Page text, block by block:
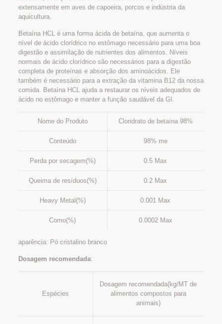
extensamente em aves de capoeira, porcos e indústria da
aquicultura.
Betaína HCL é uma forma ácida de betaína, que aumenta o
nível de ácido clorídrico no estômago necessário para uma boa
digestão e assimilação de nutrientes dos alimentos. Níveis
normais de ácido clorídrico são necessários para a digestão
completa de proteínas e absorção dos aminoácidos. Ele
também é necessário para a extração da vitamina B12 da nossa
comida. Betaína HCL ajuda a restaurar os níveis adequados de
ácido no estômago e manter a função saudável da GI.
Nome do Produto Cloridrato de betaína 98%
Conteúdo 98% me
Perda por secagem(%) 0.5 Max
Queima de resíduos(%) 0.2 Max
Heavy Metal(%) 0.001 Max
Como(%) 0.0002 Max
aparência: Pó cristalino branco
Dosagem recomendada:
Espécies
Dosagem recomendada(kg/MT de
alimentos compostos para
animais)